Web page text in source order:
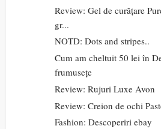
Review: Gel de curățare
gr...
NOTD: Dots and stripes..
Cum am cheltuit 50 lei în
frumusețe
Review: Rujuri Luxe Avon
Review: Creion de ochi
Fashion: Descoperiri ebay